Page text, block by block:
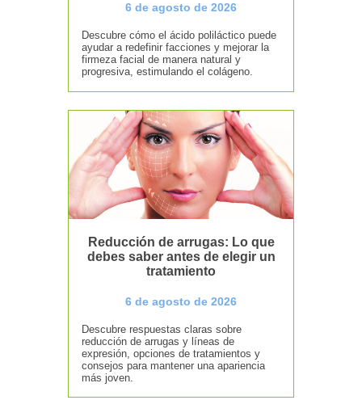
6 de agosto de 2026
Descubre cómo el ácido poliláctico puede
ayudar a redefinir facciones y mejorar la
firmeza facial de manera natural y
progresiva, estimulando el colágeno.
Reducción de arrugas: Lo que
debes saber antes de elegir un
tratamiento
6 de agosto de 2026
Descubre respuestas claras sobre
reducción de arrugas y líneas de
expresión, opciones de tratamientos y
consejos para mantener una apariencia
más joven.